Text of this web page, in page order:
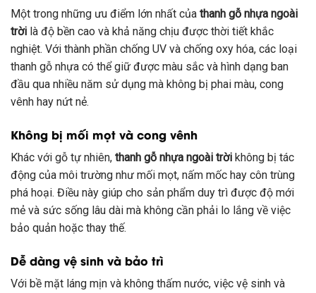
Một trong những ưu điểm lớn nhất của thanh gỗ nhựa ngoài
trời là độ bền cao và khả năng chịu được thời tiết khắc
nghiệt. Với thành phần chống UV và chống oxy hóa, các loại
thanh gỗ nhựa có thể giữ được màu sắc và hình dạng ban
đầu qua nhiều năm sử dụng mà không bị phai màu, cong
vênh hay nứt nẻ.
Không bị mối mọt và cong vênh
Khác với gỗ tự nhiên, thanh gỗ nhựa ngoài trời không bị tác
động của môi trường như mối mọt, nấm mốc hay côn trùng
phá hoại. Điều này giúp cho sản phẩm duy trì được độ mới
mẻ và sức sống lâu dài mà không cần phải lo lắng về việc
bảo quản hoặc thay thế.
Dễ dàng vệ sinh và bảo trì
Với bề mặt láng mịn và không thấm nước, việc vệ sinh và